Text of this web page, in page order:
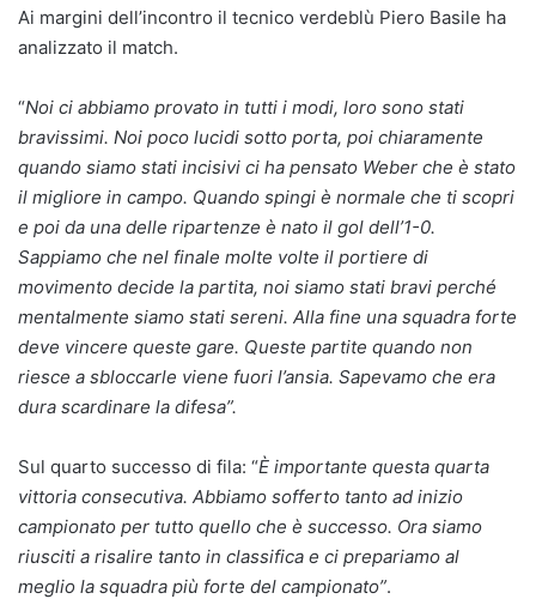
Ai margini dell’incontro il tecnico verdeblù Piero Basile ha
analizzato il match.
“Noi ci abbiamo provato in tutti i modi, loro sono stati
bravissimi. Noi poco lucidi sotto porta, poi chiaramente
quando siamo stati incisivi ci ha pensato Weber che è stato
il migliore in campo. Quando spingi è normale che ti scopri
e poi da una delle ripartenze è nato il gol dell’1-0.
Sappiamo che nel finale molte volte il portiere di
movimento decide la partita, noi siamo stati bravi perché
mentalmente siamo stati sereni. Alla fine una squadra forte
deve vincere queste gare. Queste partite quando non
riesce a sbloccarle viene fuori l’ansia. Sapevamo che era
dura scardinare la difesa”.
Sul quarto successo di fila: “È importante questa quarta
vittoria consecutiva. Abbiamo sofferto tanto ad inizio
campionato per tutto quello che è successo. Ora siamo
riusciti a risalire tanto in classifica e ci prepariamo al
meglio la squadra più forte del campionato”.